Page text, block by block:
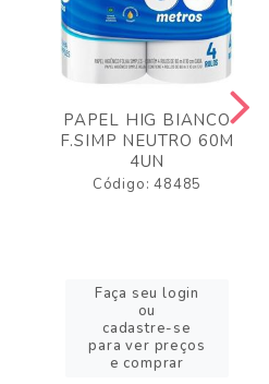
PAPEL HIG BIANCO
F.SIMP NEUTRO 60M
4UN
Código: 48485
Faça seu login
ou
cadastre-se
para ver preços
e comprar